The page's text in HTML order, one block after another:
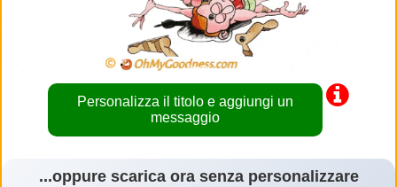
Personalizza il titolo e aggiungi un
messaggio
...oppure scarica ora senza personalizzare